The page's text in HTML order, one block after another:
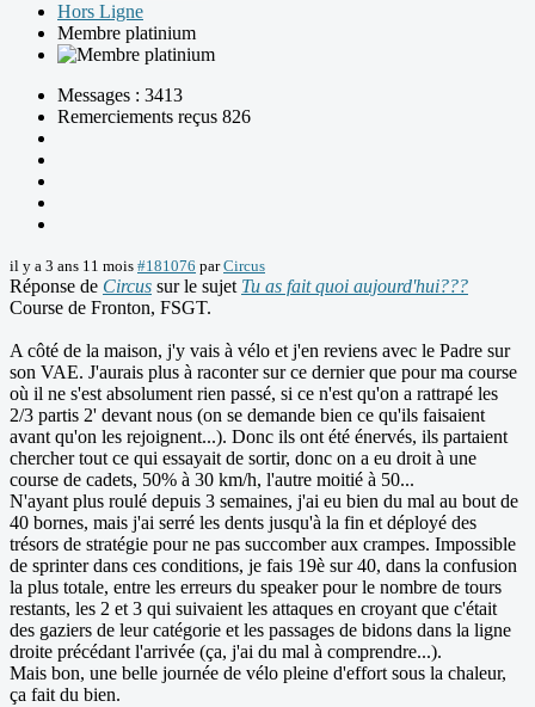
Hors Ligne
Membre platinium
Messages : 3413
Remerciements reçus 826
il y a 3 ans 11 mois #181076 parCircus
Réponse de Circus sur le sujet Tu as fait quoi aujourd'hui???
Course de Fronton, FSGT.
A côté de la maison, j'y vais à vélo et j'en reviens avec le Padre sur
son VAE. J'aurais plus à raconter sur ce dernier que pour ma course
où il ne s'est absolument rien passé, si ce n'est qu'on a rattrapé les
2/3 partis 2' devant nous (on se demande bien ce qu'ils faisaient
avant qu'on les rejoignent...). Donc ils ont été énervés, ils partaient
chercher tout ce qui essayait de sortir, donc on a eu droit à une
course de cadets, 50% à 30 km/h, l'autre moitié à 50...
N'ayant plus roulé depuis 3 semaines, j'ai eu bien du mal au bout de
40 bornes, mais j'ai serré les dents jusqu'à la fin et déployé des
trésors de stratégie pour ne pas succomber aux crampes. Impossible
de sprinter dans ces conditions, je fais 19è sur 40, dans la confusion
la plus totale, entre les erreurs du speaker pour le nombre de tours
restants, les 2 et 3 qui suivaient les attaques en croyant que c'était
des gaziers de leur catégorie et les passages de bidons dans la ligne
droite précédant l'arrivée (ça, j'ai du mal à comprendre...).
Mais bon, une belle journée de vélo pleine d'effort sous la chaleur,
ça fait du bien.